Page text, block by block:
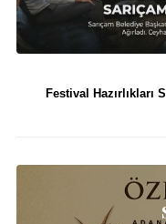
Festival Hazırlıkları